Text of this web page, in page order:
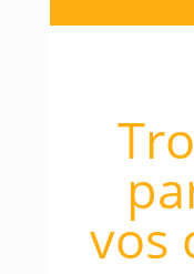
vos